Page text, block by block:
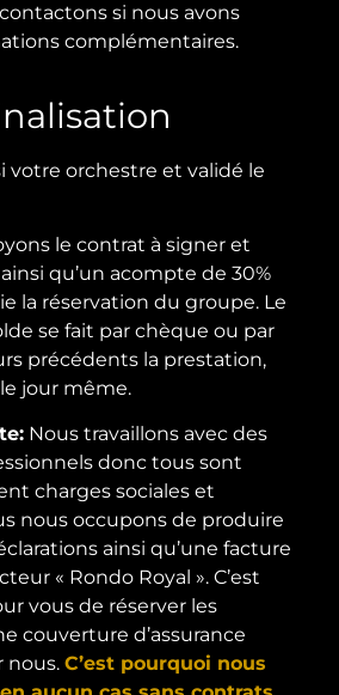
si nous avons
complémentaires.
votre orchestre et validé le
le contrat à signer et
qu’un acompte de 30%
la réservation du groupe. Le
se fait par chèque ou par
précédents la prestation,
jour même.
Nous travaillons avec des
donc tous sont
charges sociales et
nous occupons de produire
ainsi qu’une facture
« Rondo Royal ». C’est
vous de réserver les
couverture d’assurance
nous. C’est pourquoi nous